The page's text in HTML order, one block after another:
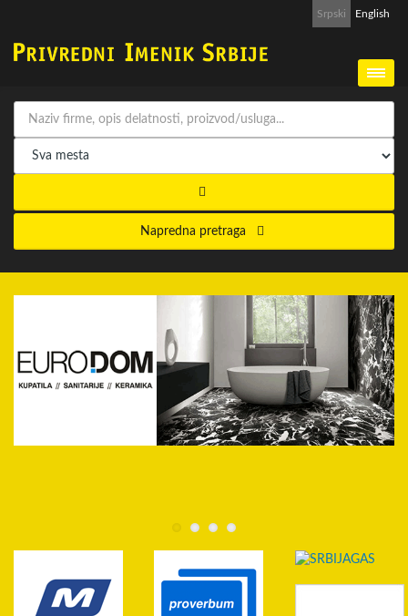
Srpski English
Napredna pretraga